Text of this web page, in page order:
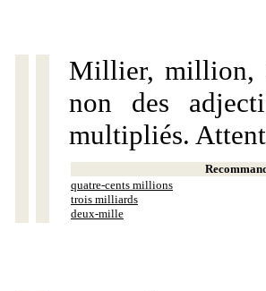
Millier, million,
non des
multipliés.
quatre-cents millions
trois milliards
deux-mille